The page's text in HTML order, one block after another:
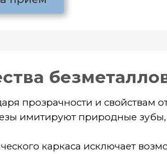
края, характерной для
не вызывает
для диагностики,